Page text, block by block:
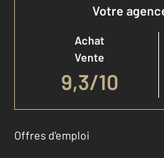
Votre
Achat
Vente
9,3/10
Offres d'emploi